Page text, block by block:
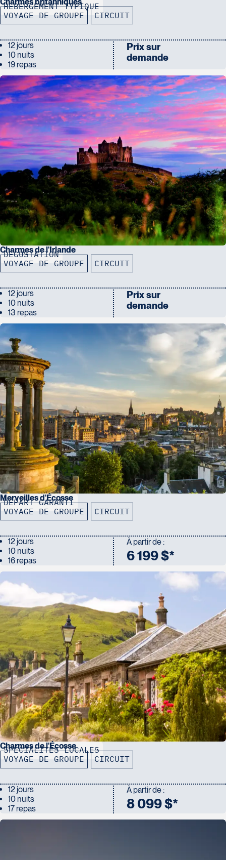
HÉBERGEMENT TYPIQUE
Charmes britanniques
VOYAGE DE GROUPE CIRCUIT
12 jours
10 nuits
19 repas
Prix sur
demande
DÉGUSTATION
Charmes de l'Irlande
VOYAGE DE GROUPE CIRCUIT
12 jours
10 nuits
13 repas
Prix sur
demande
DÉPART GARANTI
Merveilles d'Écosse
VOYAGE DE GROUPE CIRCUIT
12 jours
10 nuits
16 repas
À partir de :
6 199 $*
SPÉCIALITÉS LOCALES
Charmes de l'Écosse
VOYAGE DE GROUPE CIRCUIT
12 jours
10 nuits
17 repas
À partir de :
8 099 $*